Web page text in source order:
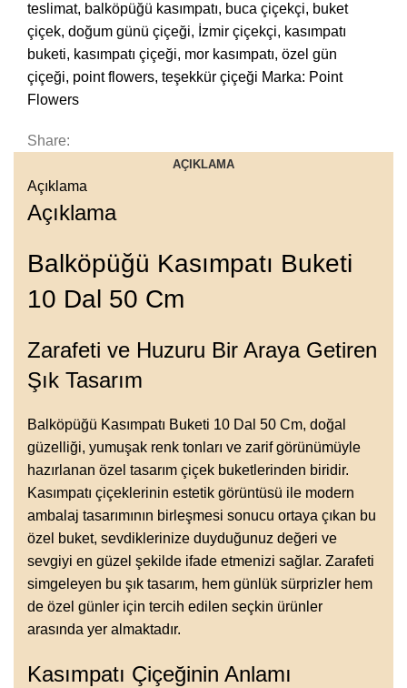
teslimat, balköpüğü kasımpatı, buca çiçekçi, buket
çiçek, doğum günü çiçeği, İzmir çiçekçi, kasımpatı
buketi, kasımpatı çiçeği, mor kasımpatı, özel gün
çiçeği, point flowers, teşekkür çiçeği Marka: Point
Flowers
Share:
AÇIKLAMA
Açıklama
Açıklama
Balköpüğü Kasımpatı Buketi
10 Dal 50 Cm
Zarafeti ve Huzuru Bir Araya Getiren
Şık Tasarım
Balköpüğü Kasımpatı Buketi 10 Dal 50 Cm, doğal
güzelliği, yumuşak renk tonları ve zarif görünümüyle
hazırlanan özel tasarım çiçek buketlerinden biridir.
Kasımpatı çiçeklerinin estetik görüntüsü ile modern
ambalaj tasarımının birleşmesi sonucu ortaya çıkan bu
özel buket, sevdiklerinize duyduğunuz değeri ve
sevgiyi en güzel şekilde ifade etmenizi sağlar. Zarafeti
simgeleyen bu şık tasarım, hem günlük sürprizler hem
de özel günler için tercih edilen seçkin ürünler
arasında yer almaktadır.
Kasımpatı Çiçeğinin Anlamı